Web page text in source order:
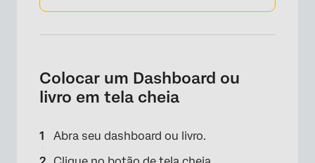
Colocar um Dashboard ou
livro em tela cheia
Abra seu dashboard ou livro.